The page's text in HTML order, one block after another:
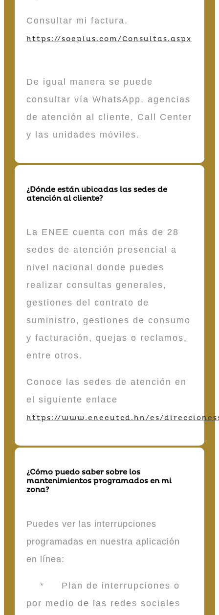
Consultar mi factura.
https://soeplus.com/Consultas.aspx
De igual manera se puede
consultar vía WhatsApp, agencias
de atención al cliente, Call Center
y las unidades móviles.
¿Dónde están ubicadas las sedes de
atención al cliente?
La ENEE cuenta con más de 28
sedes de atención presencial a
nivel nacional donde puedes
realizar consultas generales,
gestiones del contrato de
suministro, gestiones de consumo
y facturación, quejas o reclamos,
entre otros.
Conoce las sedes de atención en
el siguiente enlace
https://www.eneeutcd.hn/es/
¿Cómo puedo saber sobre los
mantenimientos programados en mi
zona?
Puedes ver las interrupciones
programadas en nuestra aplicación
en línea:
* Plan de interrupciones o
por medio de las redes sociales